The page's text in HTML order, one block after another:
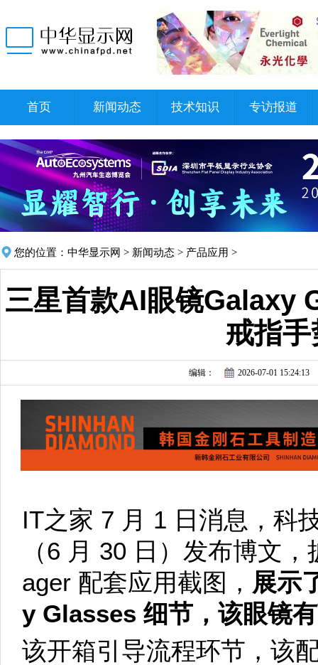
首页 新闻动态 技术知识 专访报道
您的位置： 中华显示网 > 新闻动态 > 产品应用 >
三星首款AI眼镜Galaxy
戒指
编辑： 2026-07-01 15:24:13
IT之家 7 月 1 日消息，科
（6 月 30 日）发布博文
ager 配套应用截图， 展示
y Glasses 细节，该眼镜
该开箱引导流程环节，该